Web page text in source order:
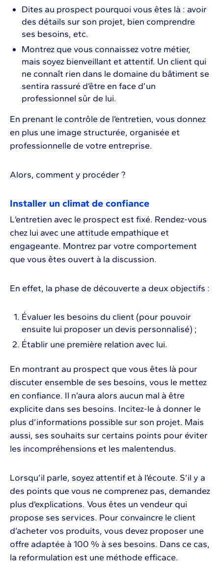
Dites au prospect pourquoi vous êtes là : avoir
des détails sur son projet, bien comprendre
ses besoins, etc.
Montrez que vous connaissez votre métier,
mais soyez bienveillant et attentif. Un client qui
ne connaît rien dans le domaine du bâtiment se
sentira rassuré d’être en face d’un
professionnel sûr de lui.
En prenant le contrôle de l’entretien, vous donnez
en plus une image structurée, organisée et
professionnelle de votre entreprise.
Alors, comment y procéder ?
Installer un climat de confiance
L’entretien avec le prospect est fixé. Rendez-vous
chez lui avec une attitude empathique et
engageante. Montrez par votre comportement
que vous êtes ouvert à la discussion.
En effet, la phase de découverte a deux objectifs :
Évaluer les besoins du client (pour pouvoir
ensuite lui proposer un devis personnalisé) ;
Établir une première relation avec lui.
En montrant au prospect que vous êtes là pour
discuter ensemble de ses besoins, vous le mettez
en confiance. Il n’aura alors aucun mal à être
explicite dans ses besoins. Incitez-le à donner le
plus d’informations possible sur son projet. Mais
aussi, ses souhaits sur certains points pour éviter
les incompréhensions et les malentendus.
Lorsqu’il parle, soyez attentif et à l’écoute. S’il y a
des points que vous ne comprenez pas, demandez
plus d’explications. Vous êtes un vendeur qui
propose ses services. Pour convaincre le client
d’acheter vos produits, vous devez proposer une
offre adaptée à 100 % à ses besoins. Dans ce cas,
la reformulation est une méthode efficace.